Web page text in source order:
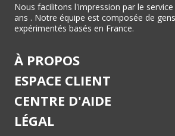
Nous facilitons l'impression par le
ans . Notre équipe est composée de
expérimentés basés en France.
À PROPOS
ESPACE CLIENT
CENTRE D'AIDE
LÉGAL